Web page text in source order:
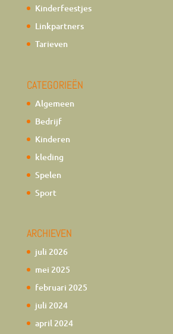
Kinderfeestjes
Linkpartners
Tarieven
CATEGORIEËN
Algemeen
Bedrijf
Kinderen
kleding
Spelen
Sport
ARCHIEVEN
juli 2026
mei 2025
februari 2025
juli 2024
april 2024